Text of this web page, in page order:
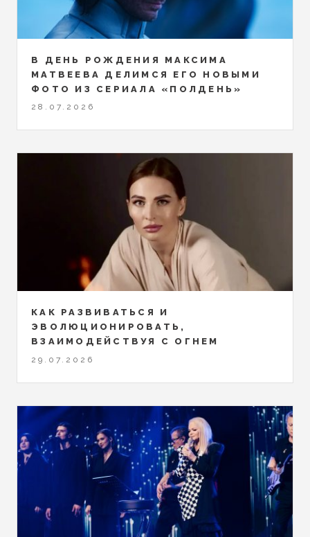
В ДЕНЬ РОЖДЕНИЯ МАКСИМА
МАТВЕЕВА ДЕЛИМСЯ ЕГО НОВЫМИ
ФОТО ИЗ СЕРИАЛА «ПОЛДЕНЬ»
28.07.2026
КАК РАЗВИВАТЬСЯ И
ЭВОЛЮЦИОНИРОВАТЬ,
ВЗАИМОДЕЙСТВУЯ С ОГНЕМ
29.07.2026